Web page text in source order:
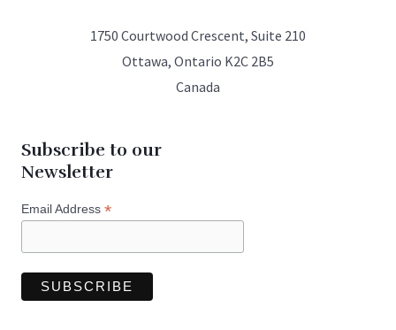
1750 Courtwood Crescent, Suite 210
Ottawa, Ontario K2C 2B5
Canada
Subscribe to our
Newsletter
Email Address *